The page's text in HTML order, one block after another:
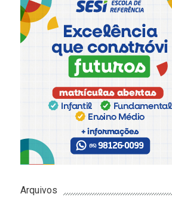
Arquivos